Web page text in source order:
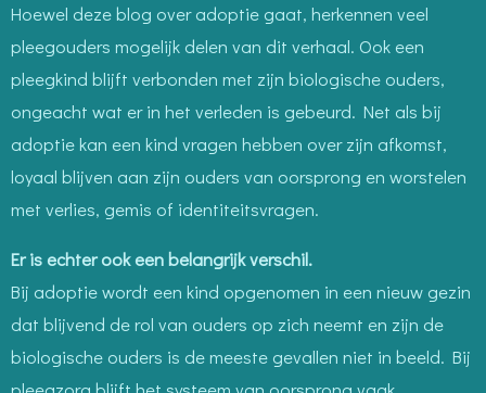
Hoewel deze blog over adoptie gaat, herkennen veel
pleegouders mogelijk delen van dit verhaal. Ook een
pleegkind blijft verbonden met zijn biologische ouders,
ongeacht wat er in het verleden is gebeurd. Net als bij
adoptie kan een kind vragen hebben over zijn afkomst,
loyaal blijven aan zijn ouders van oorsprong en worstelen
met verlies, gemis of identiteitsvragen.
Er is echter ook een belangrijk verschil.
Bij adoptie wordt een kind opgenomen in een nieuw gezin
dat blijvend de rol van ouders op zich neemt en zijn de
biologische ouders is de meeste gevallen niet in beeld. Bij